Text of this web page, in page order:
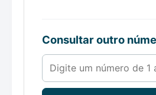
Consultar outro
Número de 1 a 100000